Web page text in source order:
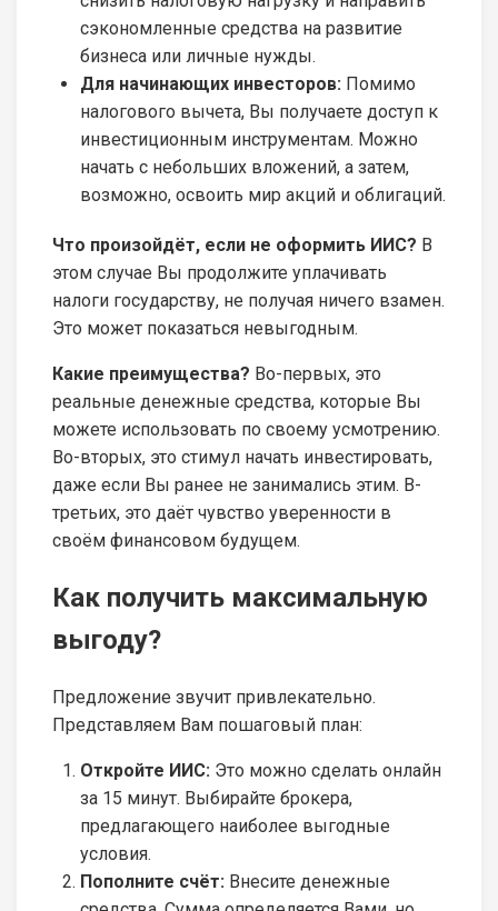
сэкономленные средства на развитие
бизнеса или личные нужды.
Для начинающих инвесторов: Помимо
налогового вычета, Вы получаете доступ к
инвестиционным инструментам. Можно
начать с небольших вложений, а затем,
возможно, освоить мир акций и облигаций.
Что произойдёт, если не оформить ИИС? В
этом случае Вы продолжите уплачивать
налоги государству, не получая ничего взамен.
Это может показаться невыгодным.
Какие преимущества? Во-первых, это
реальные денежные средства, которые Вы
можете использовать по своему усмотрению.
Во-вторых, это стимул начать инвестировать,
даже если Вы ранее не занимались этим. В-
третьих, это даёт чувство уверенности в
своём финансовом будущем.
Как получить максимальную
выгоду?
Предложение звучит привлекательно.
Представляем Вам пошаговый план:
Откройте ИИС: Это можно сделать онлайн
за 15 минут. Выбирайте брокера,
предлагающего наиболее выгодные
условия.
Пополните счёт: Внесите денежные